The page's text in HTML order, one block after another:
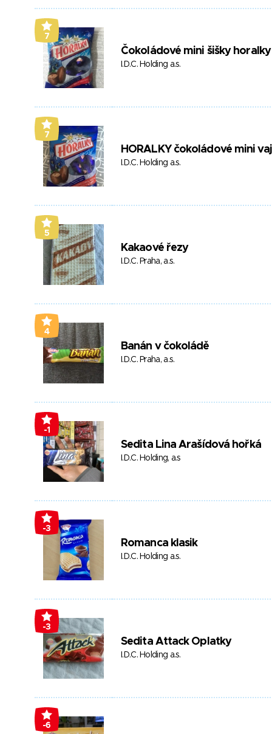
7
Čokoládové mini šišky horalky
I.D.C. Holding a.s.
7
HORALKY čokoládové mini
I.D.C. Holding a.s.
5
Kakaové řezy
I.D.C. Praha, a.s.
4
Banán v čokoládě
I.D.C. Praha, a.s.
-1
Sedita Lina Arašídová hořká
I.D.C. Holding, a.s
-3
Romanca klasik
I.D.C. Holding a.s.
-3
Sedita Attack Oplatky
I.D.C. Holding a.s.
-6